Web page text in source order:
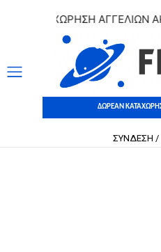
ΚΑΤΑΧΩΡΗΣΗ ΑΓΓΕΛΙΩΝ
ΔΩΡΕΑΝ
ΣΥΝΔΕΣΗ /